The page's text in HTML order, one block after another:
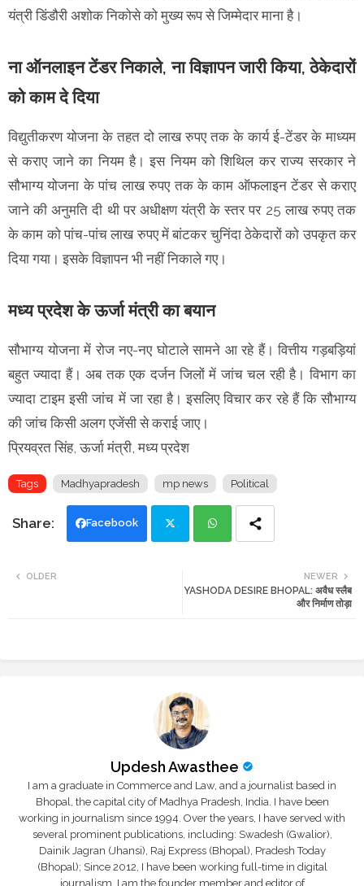
यंत्री डिंडौरी अशोक निकोसे को मुख्य रूप से जिम्मेदार माना है।
ना ऑनलाइन टेंडर निकाले, ना विज्ञापन जारी किया, ठेकेदारों
को काम दे दिया
विद्युतीकरण योजना के तहत दो लाख रुपए तक के कार्य ई-टेंडर के माध्यम
से कराए जाने का नियम है। इस नियम को शिथिल कर राज्य सरकार ने
सौभाग्य योजना के पांच लाख रुपए तक के काम ऑफलाइन टेंडर से कराए
जाने की अनुमति दी थी पर अधीक्षण यंत्री के स्तर पर 25 लाख रुपए तक
के काम को पांच-पांच लाख रुपए में बांटकर चुनिंदा ठेकेदारों को उपकृत कर
दिया गया। इसके विज्ञापन भी नहीं निकाले गए।
मध्य प्रदेश के ऊर्जा मंत्री का बयान
सौभाग्य योजना में रोज नए-नए घोटाले सामने आ रहे हैं। वित्तीय गड़बड़ियां
बहुत ज्यादा हैं। अब तक एक दर्जन जिलों में जांच चल रही है। विभाग का
ज्यादा टाइम इसी जांच में जा रहा है। इसलिए विचार कर रहे हैं कि सौभाग्य
की जांच किसी अलग एजेंसी से कराई जाए।
प्रियव्रत सिंह, ऊर्जा मंत्री, मध्य प्रदेश
Tags Madhyapradesh mp news Political
Facebook
ats
NEWER
YASHODA DESIRE BHOPAL: अवैध स्लैब
और निर्माण तोड़ा
OLDER
Updesh Awasthee
I am a graduate in Commerce and Law, and a journalist based in
Bhopal, the capital city of Madhya Pradesh, India. I have been
working in journalism since 1994. Over the years, I have served with
several prominent publications, including: Swadesh (Gwalior),
Dainik Jagran (Jhansi), Raj Express (Bhopal), Pradesh Today
(Bhopal); Since 2012, I have been working full-time in digital
journalism. I am the founder member and editor of